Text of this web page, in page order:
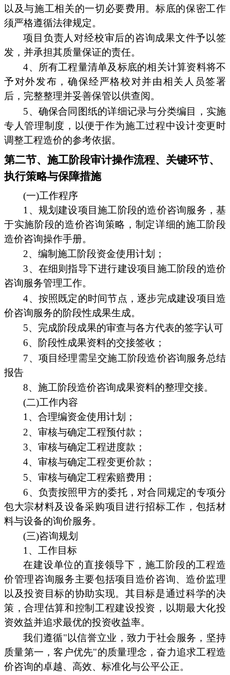
以及与施工相关的一切必要费用。标底的保密工作
须严格遵循法律规定。
项目负责人对经校审后的咨询成果文件予以签
发，并承担其质量保证的责任。
4、所有工程量清单及标底的相关计算资料将不
予对外发布，确保经严格校对并由相关人员签署
后，完整整理并妥善保管以供查阅。
5、确保合同图纸的详细记录与分类编目，实施
专人管理制度，以便于作为施工过程中设计变更时
调整工程造价的参考依据。
第二节、施工阶段审计操作流程、关键环节、
执行策略与保障措施
(一)工作程序
1、规划建设项目施工阶段的造价咨询服务，基
于实施阶段的造价咨询策略，制定详细的施工阶段
造价咨询操作手册。
2、编制施工阶段资金使用计划；
3、在细则指导下进行建设项目施工阶段的造价
咨询服务管理工作。
4、按照既定的时间节点，逐步完成建设项目造
价咨询服务的阶段性成果生成。
5、完成阶段成果的审查与各方代表的签字认可
6、阶段性成果资料的交接签收；
7、项目经理需呈交施工阶段造价咨询服务总结
报告
8、施工阶段造价咨询成果资料的整理交接。
(二)工作内容
1、合理编资金使用计划；
2、审核与确定工程预付款；
3、审核与确定工程进度款；
4、审核与确定工程变更价款；
5、审核与确定工程索赔费用；
6、负责按照甲方的委托，对合同规定的专项分
包大宗材料及设备采购项目进行招标工作，包括材
料与设备的询价服务。
(三)咨询规划
1、工作目标
在建设单位的直接领导下，施工阶段的工程造
价管理咨询服务主要包括项目造价咨询、造价监理
以及投资目标的协助实现。其目标是通过科学的决
策，合理估算和控制工程建设投资，以期最大化投
资效益并追求最优的投资收益率。
我们遵循"以信誉立业，致力于社会服务，坚持
质量第一，客户优先"的质量理念，奋力追求工程造
价咨询的卓越、高效、标准化与公平公正。